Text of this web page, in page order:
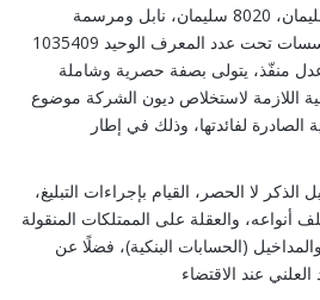
السدرية بالطريق السياحية سليمان، 8020 سليمان، نابل ومرسمة
بالسجل الوطني للمؤسسات تحت عدد المعرف الوحيد 1035409T، نشر
عدل منفّذ، يتولى بصفة حصرية وشاملة
اللازمة لاستخلاص ديون الشركة موضوع
الصادرة لفائدتها، وذلك في إطار
لا الحصر، القيام بإجراءات التبليغ،
أنواعه، والعقلة على الممتلكات المنقولة
(الحسابات البنكية)، فضلًا عن